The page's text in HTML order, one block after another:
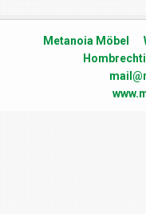
Metanoia Möbel